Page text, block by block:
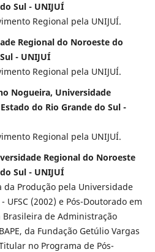
Sul - UNIJUÍ
Regional pela UNIJUÍ.
Regional do Noroeste do
- UNIJUÍ
Regional pela UNIJUÍ.
Nogueira, Universidade
do Rio Grande do Sul -
Regional pela UNIJUÍ.
Regional do Noroeste
Sul - UNIJUÍ
Produção pela Universidade
UFSC (2002) e Pós-Doutorado em
de Administração
da Fundação Getúlio Vargas
no Programa de Pós-